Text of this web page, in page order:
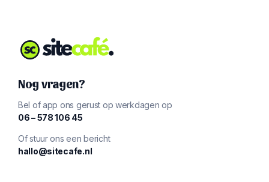
Nog vragen?
Bel of app ons gerust op werkdagen op
‪06 – 578 106 45‬
Of stuur ons een bericht
hallo@sitecafe.nl